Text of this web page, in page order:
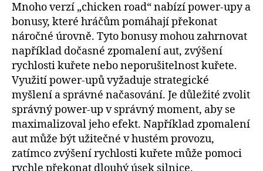
Mnoho verzí „chicken road“ nabízí power-upy a
bonusy, které hráčům pomáhají překonat
náročné úrovně. Tyto bonusy mohou zahrnovat
například dočasné zpomalení aut, zvýšení
rychlosti kuřete nebo neporušitelnost kuřete.
Využití power-upů vyžaduje strategické
myšlení a správné načasování. Je důležité zvolit
správný power-up v správný moment, aby se
maximalizoval jeho efekt. Například zpomalení
aut může být užitečné v hustém provozu,
zatímco zvýšení rychlosti kuřete může pomoci